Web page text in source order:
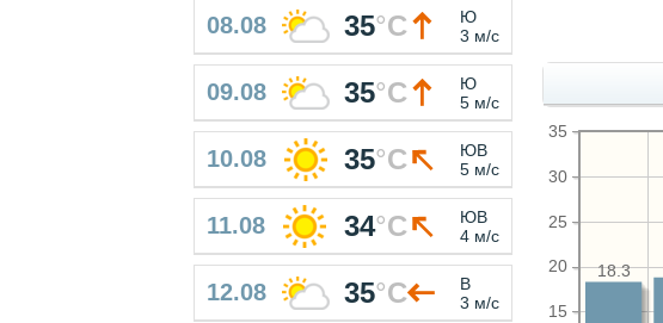
15
20
25
30
35
18.3
08.08 35°C
Ю
3 м/с
09.08 35°C
Ю
5 м/с
10.08 35°C
ЮВ
5 м/с
11.08 34°C
ЮВ
4 м/с
12.08 35°C
В
3 м/с